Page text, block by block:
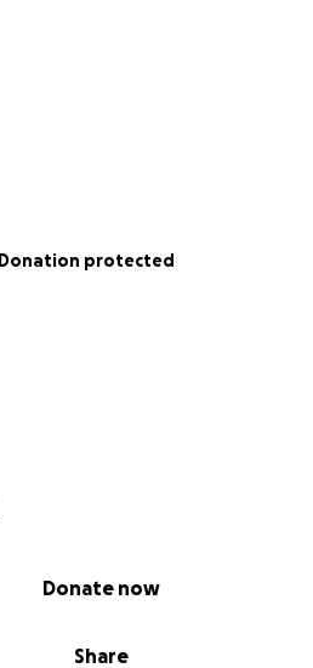
Share
Donate now
Donation protected